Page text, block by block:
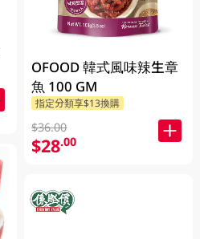
OFOOD 韓式風味辣生章
魚 100 GM
指定分類享$13換購
$36.00
$28.00